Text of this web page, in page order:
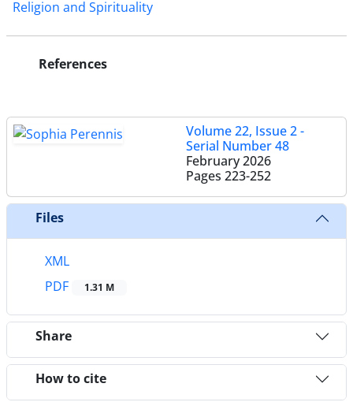
Religion and Spirituality
References
Volume 22, Issue 2 -
Serial Number 48
February 2026
Pages 223-252
Files
XML
PDF
1.31 M
Share
How to cite